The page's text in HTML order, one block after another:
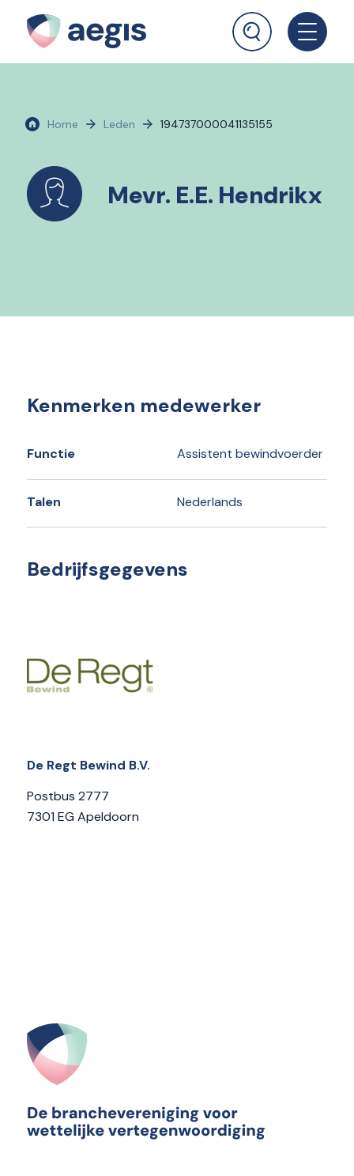
Home Leden 194737000041135155
Mevr. E.E. Hendrikx
Kenmerken medewerker
Functie Assistent bewindvoerder
Talen Nederlands
Bedrijfsgegevens
De Regt Bewind B.V.
Postbus 2777
7301 EG Apeldoorn